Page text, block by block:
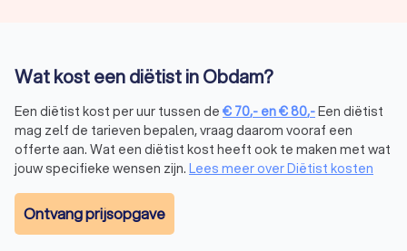
Ondergewicht, overgewicht en obesitas:
biedt begeleiding bij gewichtsbeheersing door middel
van duurzame en gezonde eetgewoonten.
Eetstoornissen:in samenwerking met psychologen en
artsen kan een diëtist ondersteunen bij het herstellen
van een gezond eetpatroon.
Omdat diëtisten bevoegd zijn om medische
voedingsadviezen te geven, werken ze vaak in ziekenhuizen,
revalidatiecentra, huisartsenpraktijken en zelfstandige
diëtistenpraktijken. In veel gevallen wordt de begeleiding
Wat kost een diëtist in Obdam?
Een diëtist kost per uur tussen de € 70,- en€80,-Een diëtist
mag zelf de tarieven bepalen, vraag daarom vooraf een
offerte aan. Wat een diëtist kost heeft ook te maken met wat
jouw specifieke wensen zijn. Lees meer over Diëtist kosten
Ontvang prijsopgave